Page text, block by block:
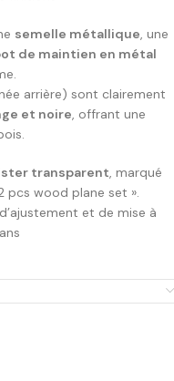
semelle métallique, une
de maintien en métal
arrière) sont clairement
et noire, offrant une
transparent, marqué
pcs wood plane set ».
et de mise à